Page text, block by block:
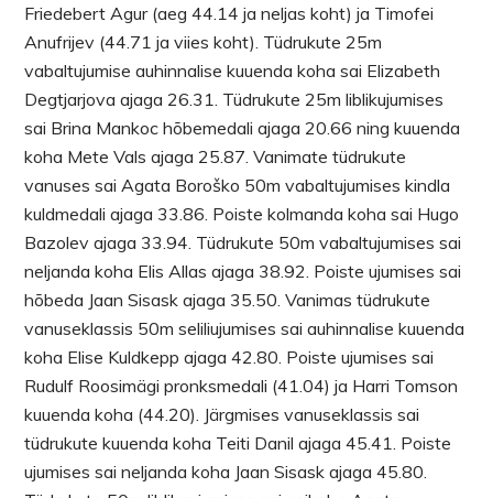
Friedebert Agur (aeg 44.14 ja neljas koht) ja Timofei
Anufrijev (44.71 ja viies koht). Tüdrukute 25m
vabaltujumise auhinnalise kuuenda koha sai Elizabeth
Degtjarjova ajaga 26.31. Tüdrukute 25m liblikujumises
sai Brina Mankoc hõbemedali ajaga 20.66 ning kuuenda
koha Mete Vals ajaga 25.87. Vanimate tüdrukute
vanuses sai Agata Boroško 50m vabaltujumises kindla
kuldmedali ajaga 33.86. Poiste kolmanda koha sai Hugo
Bazolev ajaga 33.94. Tüdrukute 50m vabaltujumises sai
neljanda koha Elis Allas ajaga 38.92. Poiste ujumises sai
hõbeda Jaan Sisask ajaga 35.50. Vanimas tüdrukute
vanuseklassis 50m seliliujumises sai auhinnalise kuuenda
koha Elise Kuldkepp ajaga 42.80. Poiste ujumises sai
Rudulf Roosimägi pronksmedali (41.04) ja Harri Tomson
kuuenda koha (44.20). Järgmises vanuseklassis sai
tüdrukute kuuenda koha Teiti Danil ajaga 45.41. Poiste
ujumises sai neljanda koha Jaan Sisask ajaga 45.80.